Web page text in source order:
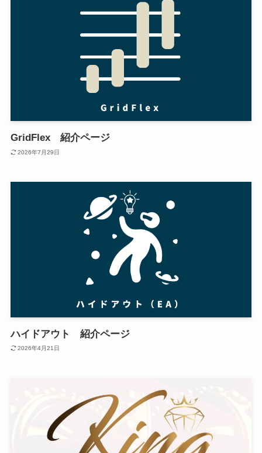
GridFlex 紹介ページ
2026年7月29日
ハイドアウト 紹介ページ
2026年4月21日